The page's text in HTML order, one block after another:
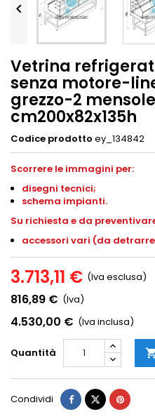

Vetrina
senza motore-
grezzo-2
cm200x82x135h
Codice prodotto ey_134842
Scorrere le immagini per:
disegni tecnici;
schema impianti.
Su richiesta e da
accessori vari (da
3.713,11 € (Iva esclusa)
816,89 € (Iva)
4.530,00 € (Iva inclusa)
Quantità
Condividi